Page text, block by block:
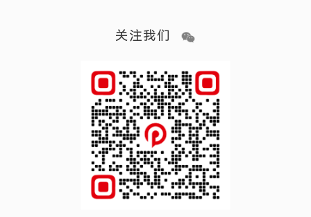
关注我们